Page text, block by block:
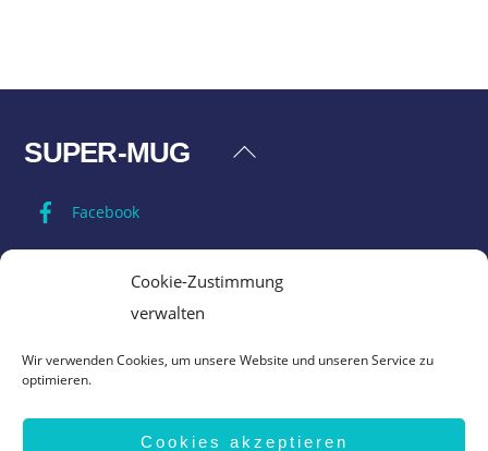
Cookie-Zustimmung
verwalten
Wir verwenden Cookies, um unsere Website und unseren Service zu
optimieren.
Cookies akzeptieren
Back
SUPER-MUG
Facebook